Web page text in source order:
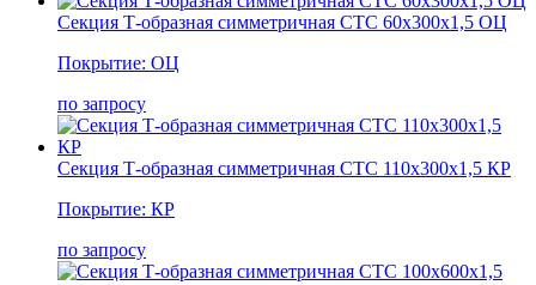
Секция Т-образная симметричная СТС 60х300х1,5 ОЦ
Покрытие: ОЦ
по запросу
Секция Т-образная симметричная СТС 110х300х1,5 КР
Покрытие: КР
по запросу